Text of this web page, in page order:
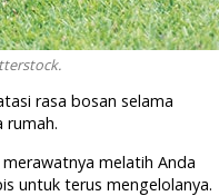
rasa bosan selama
rumah.
melatih Anda
untuk terus mengelolanya.